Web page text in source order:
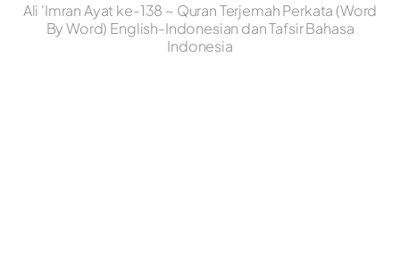
Ali 'Imran Ayat ke-138 ~ Quran Terjemah Perkata (Word
By Word) English-Indonesian dan Tafsir Bahasa
Indonesia